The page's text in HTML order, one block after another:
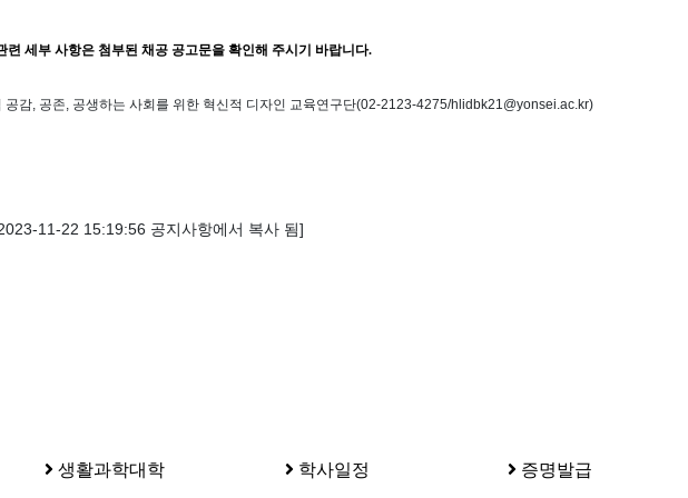
련 세부 사항은 첨부된 채공 공고문을 확인해 주시기 바랍니다.
공감 공존 공생하는 사회를 위한 혁신적 디자인 교육연구단(02-2123-4275/hlidbk21@yonsei.ac.kr)
11-22 15:19:56 공지사항에서 복사 됨]
생활과학대학 학사일정 증명발급